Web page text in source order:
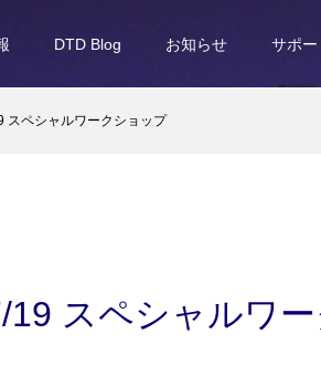
DTD Blog お知らせ サポ
スペシャルワークショップ
19 スペシャルワ